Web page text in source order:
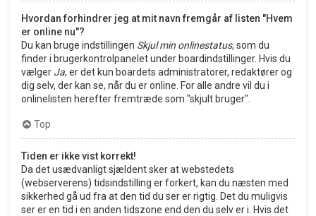
Hvordan forhindrer jeg at mit navn fremgår af listen "Hvem
er online nu"?
Du kan bruge indstillingen Skjul min onlinestatus, som du
finder i brugerkontrolpanelet under boardindstillinger. Hvis du
vælger Ja, er det kun boardets administratorer, redaktører og
dig selv, der kan se, når du er online. For alle andre vil du i
onlinelisten herefter fremtræde som "skjult bruger".
Top
Tiden er ikke vist korrekt!
Da det usædvanligt sjældent sker at webstedets
(webserverens) tidsindstilling er forkert, kan du næsten med
sikkerhed gå ud fra at den tid du ser er rigtig. Det du muligvis
ser er en tid i en anden tidszone end den du selv er i. Hvis det